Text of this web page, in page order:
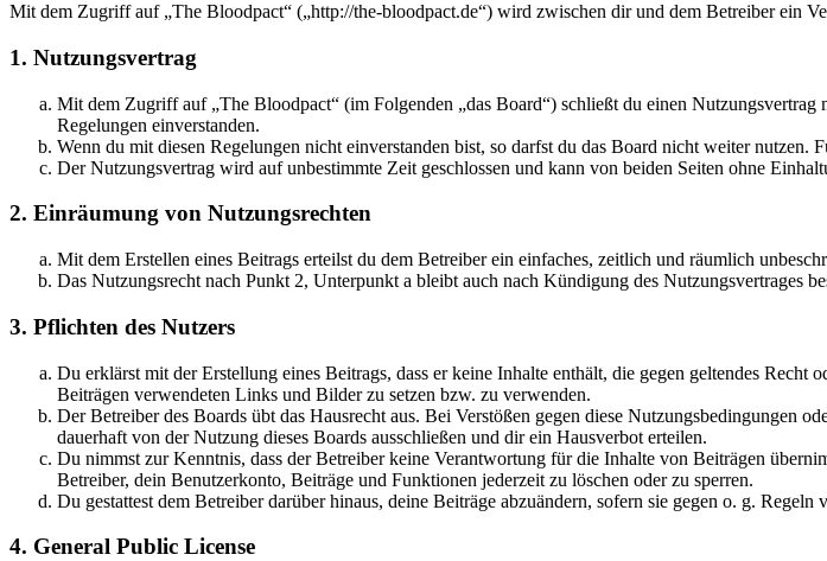
Mit dem Zugriff auf „The Bloodpact“ („http://the-bloodpact.de“) wird zwischen dir und dem Betreiber ein
1. Nutzungsvertrag
Mit dem Zugriff auf „The Bloodpact“ (im Folgenden „das Board“) schließt du einen
Regelungen einverstanden.
Wenn du mit diesen Regelungen nicht einverstanden bist, so darfst du das Board nicht weiter
Der Nutzungsvertrag wird auf unbestimmte Zeit geschlossen und kann von beiden Seiten ohne
2. Einräumung von Nutzungsrechten
Mit dem Erstellen eines Beitrags erteilst du dem Betreiber ein einfaches, zeitlich und räumlich
Das Nutzungsrecht nach Punkt 2, Unterpunkt a bleibt auch nach Kündigung des Nutzungsvertrages
3. Pflichten des Nutzers
Du erklärst mit der Erstellung eines Beitrags, dass er keine Inhalte enthält, die gegen geltendes Recht
Beiträgen verwendeten Links und Bilder zu setzen bzw. zu verwenden.
Der Betreiber des Boards übt das Hausrecht aus. Bei Verstößen gegen diese Nutzungsbedingungen
dauerhaft von der Nutzung dieses Boards ausschließen und dir ein Hausverbot erteilen.
Du nimmst zur Kenntnis, dass der Betreiber keine Verantwortung für die Inhalte von Beiträgen
Betreiber, dein Benutzerkonto, Beiträge und Funktionen jederzeit zu löschen oder zu sperren.
Du gestattest dem Betreiber darüber hinaus, deine Beiträge abzuändern, sofern sie gegen o. g.
4. General Public License